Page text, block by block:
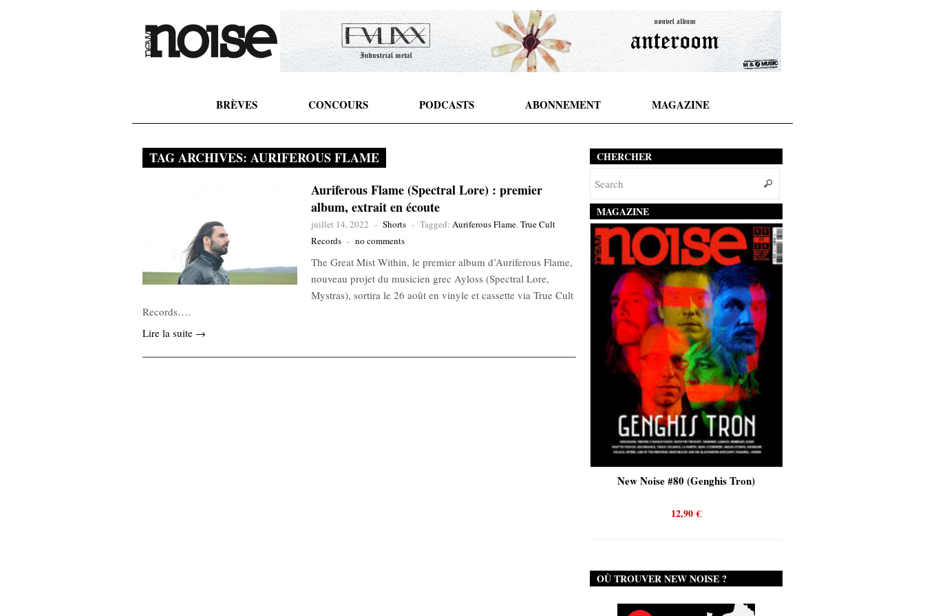
BRÈVES CONCOURS PODCASTS ABONNEMENT MAGAZINE
TAG ARCHIVES: AURIFEROUS FLAME
Auriferous Flame (Spectral Lore) : premier
album, extrait en écoute
juillet 14, 2022 - Shorts - Tagged: Auriferous Flame,True Cult
Records - no comments
The Great Mist Within, le premier album d’Auriferous Flame,
nouveau projet du musicien grec Ayloss (Spectral Lore,
Mystras), sortira le 26 août en vinyle et cassette via True Cult
Records….
Lire la suite →
CHERCHER
MAGAZINE
New Noise #80 (Genghis Tron)
12,90€
OÙ TROUVER NEW NOISE ?